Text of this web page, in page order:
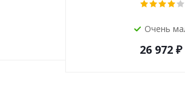
Очень
26 972 ₽